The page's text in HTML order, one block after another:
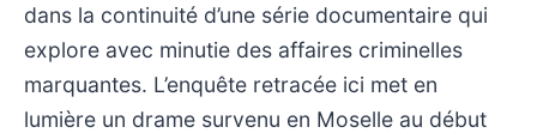
dans la continuité d’une série documentaire qui
explore avec minutie des affaires criminelles
marquantes. L’enquête retracée ici met en
lumière un drame survenu en Moselle au début